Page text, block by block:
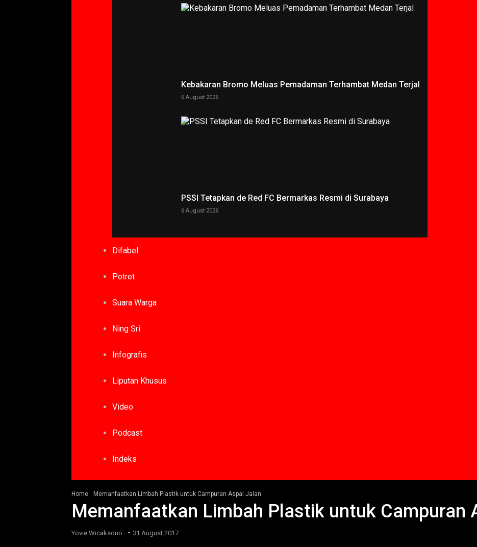
Kebakaran Bromo Meluas Pemadaman Terhambat Medan Terjal
6 August 2026
PSSI Tetapkan de Red FC Bermarkas Resmi di Surabaya
6 August 2026
Difabel
Potret
Suara Warga
Ning Sri
Infografis
Liputan Khusus
Video
Podcast
Indeks
Home Memanfaatkan Limbah Plastik untuk Campuran Aspal Jalan
Memanfaatkan Limbah Plastik untuk Campuran
Yovie Wicaksono - 31 August 2017